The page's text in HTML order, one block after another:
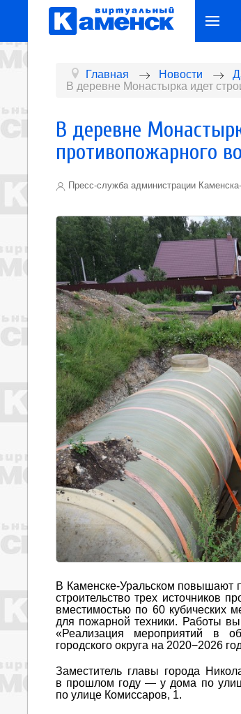
Главная Новости
В деревне Монастырка идет
В деревне
противопожарного
Пресс-служба администрации
В Каменске-Уральском повышают
строительство трех источников
вместимостью по 60 кубических
для пожарной техники. Работы
«Реализация мероприятий в
городского округа на 2020−2026
Заместитель главы города
в прошлом году — у дома по
по улице Комиссаров, 1.